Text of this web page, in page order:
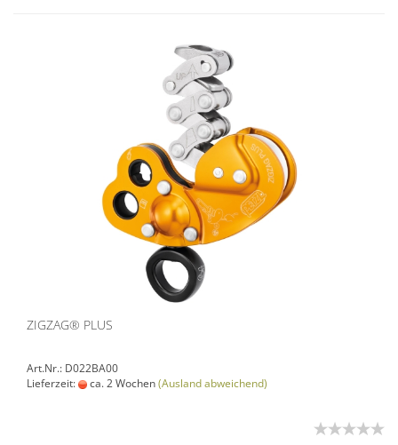
ZIGZAG® PLUS
Art.Nr.: D022BA00
Lieferzeit:
ca. 2 Wochen(Ausland abweichend)